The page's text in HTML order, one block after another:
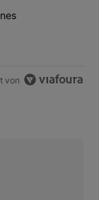
Hüst-und-Hott
von